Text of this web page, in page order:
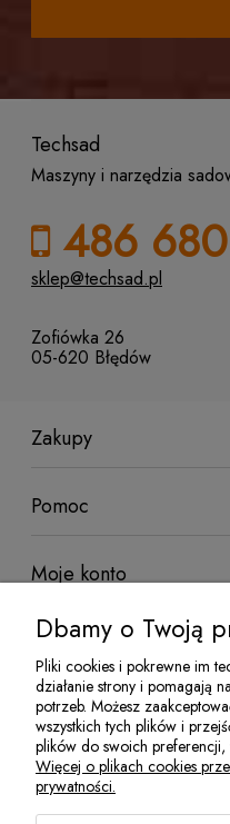
Techsad
Maszyny i narzędzia
486
sklep@techsad.pl
Zofiówka 26
05-620 Błędów
Zakupy
Pomoc
Moje konto
Informacje
Sklep sadowniczy Techsad |
7972081952 | REGON:
Dbamy o Twoją
Pliki cookies i pokrewne im
działanie strony i pomagają
potrzeb. Możesz
wszystkich tych plików i
plików do swoich
Więcej o plikach cookies
prywatności.